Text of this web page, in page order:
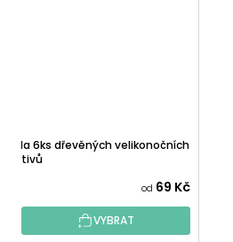
Sada 6ks dřevěných velikonočních
motivů
od 69 Kč
VYBRAT